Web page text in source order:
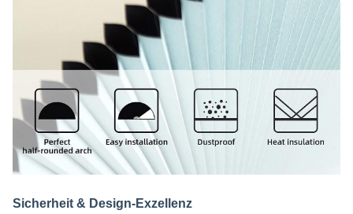
Sicherheit & Design-Exzellenz